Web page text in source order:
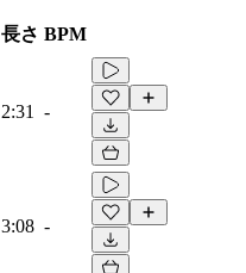
長さ BPM
2:31 -
3:08 -